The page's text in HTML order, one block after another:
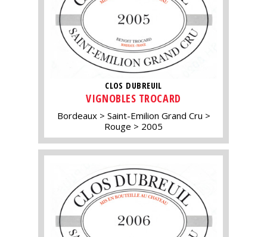
CLOS DUBREUIL
VIGNOBLES TROCARD
Bordeaux
Saint-Emilion Grand Cru
Rouge
2005